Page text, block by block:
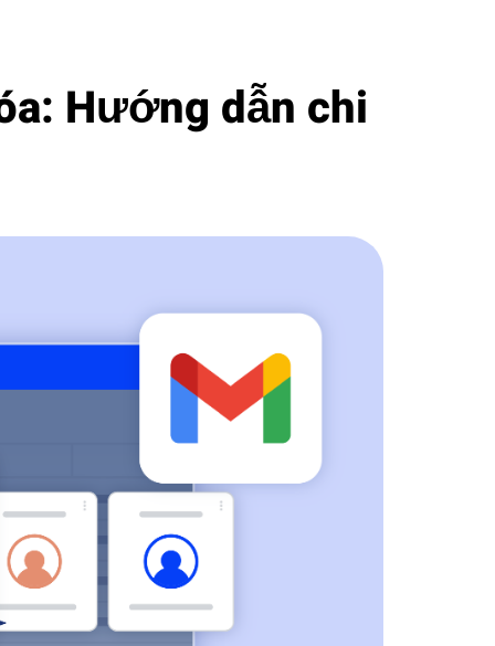
Hướng dẫn chi